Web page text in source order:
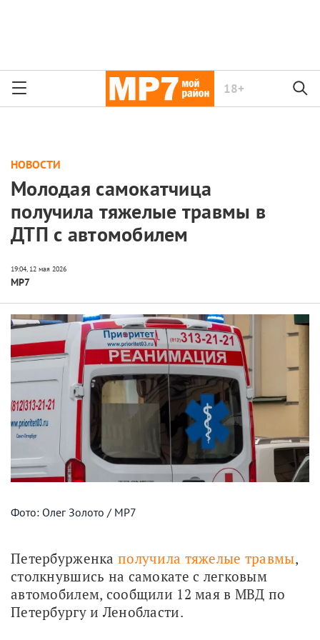
18+
НОВОСТИ
Молодая самокатчица
получила тяжелые травмы в
ДТП с автомобилем
МР7
Фото: Олег Золото / МР7
Петербурженка получила тяжелые травмы,
столкнувшись на самокате с легковым
автомобилем, сообщили 12 мая в МВД по
Петербургу и Ленобласти.